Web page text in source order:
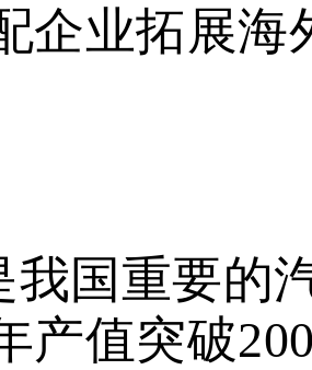
企业拓展海
我国重要的
产值突破